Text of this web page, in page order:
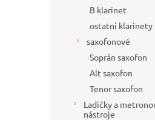
B klarinet
ostatní klarinety
saxofonové
Soprán saxofon
Alt saxofon
Tenor saxofon
Ladičky a
nástroje